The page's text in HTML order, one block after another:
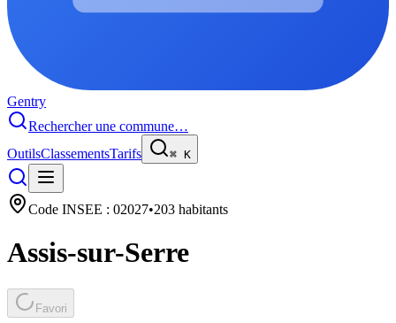
Gentry
Rechercher une commune…
OutilsClassementsTarifs ⌘ K
Code INSEE : 02027•203 habitants
Assis-sur-Serre
Favori